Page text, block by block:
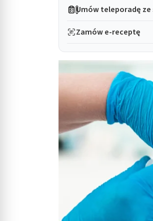
Umów teleporadę
Zamów e-receptę